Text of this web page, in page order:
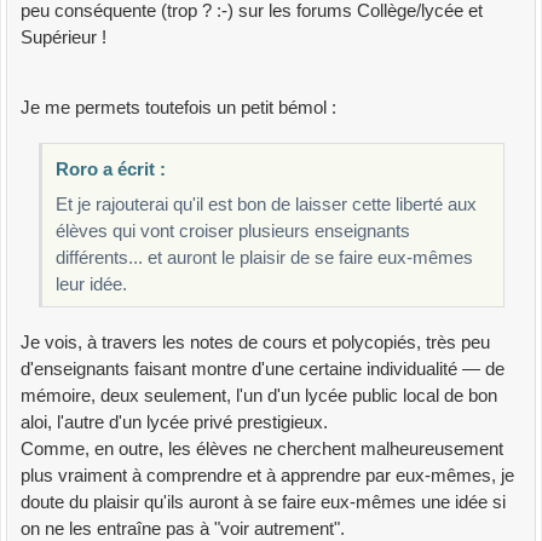
peu conséquente (trop ? :-) sur les forums Collège/lycée et
Supérieur !
Je me permets toutefois un petit bémol :
Roro a écrit :
Et je rajouterai qu'il est bon de laisser cette liberté aux
élèves qui vont croiser plusieurs enseignants
différents... et auront le plaisir de se faire eux-mêmes
leur idée.
Je vois, à travers les notes de cours et polycopiés, très peu
d'enseignants faisant montre d'une certaine individualité — de
mémoire, deux seulement, l'un d'un lycée public local de bon
aloi, l'autre d'un lycée privé prestigieux.
Comme, en outre, les élèves ne cherchent malheureusement
plus vraiment à comprendre et à apprendre par eux-mêmes, je
doute du plaisir qu'ils auront à se faire eux-mêmes une idée si
on ne les entraîne pas à "voir autrement".